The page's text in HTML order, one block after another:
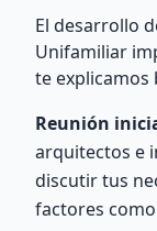
El desarrollo
Unifamiliar
te explicamos
Reunión
arquitectos e
discutir tus
factores